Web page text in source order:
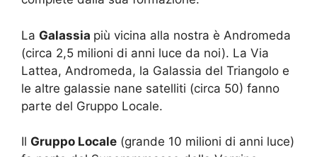
La Galassia più vicina alla nostra è Andromeda
(circa 2,5 milioni di anni luce da noi). La Via
Lattea, Andromeda, la Galassia del Triangolo e
le altre galassie nane satelliti (circa 50) fanno
parte del Gruppo Locale.
Il Gruppo Locale (grande 10 milioni di anni luce)